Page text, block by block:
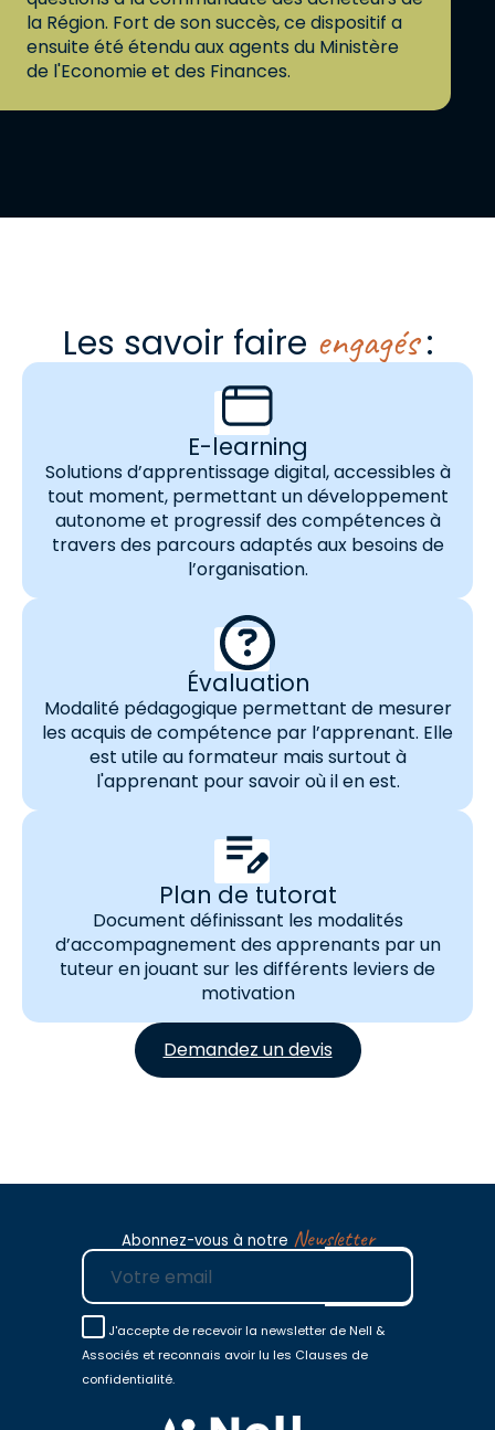
la Région. Fort de son succès, ce dispositif a
ensuite été étendu aux agents du Ministère
de l'Economie et des Finances.
Les savoir faire engagés:
E-learning
Solutions d’apprentissage digital, accessibles à
tout moment, permettant un développement
autonome et progressif des compétences à
travers des parcours adaptés aux besoins de
l’organisation.
Évaluation
Modalité pédagogique permettant de mesurer
les acquis de compétence par l’apprenant. Elle
est utile au formateur mais surtout à
l'apprenant pour savoir où il en est.
Plan de tutorat
Document définissant les modalités
d’accompagnement des apprenants par un
tuteur en jouant sur les différents leviers de
motivation
Demandez un devis
Abonnez-vous à notre Newsletter
E-mail
J'accepte de recevoir la newsletter de Nell &
Associés et reconnais avoir lu les Clauses de
confidentialité.